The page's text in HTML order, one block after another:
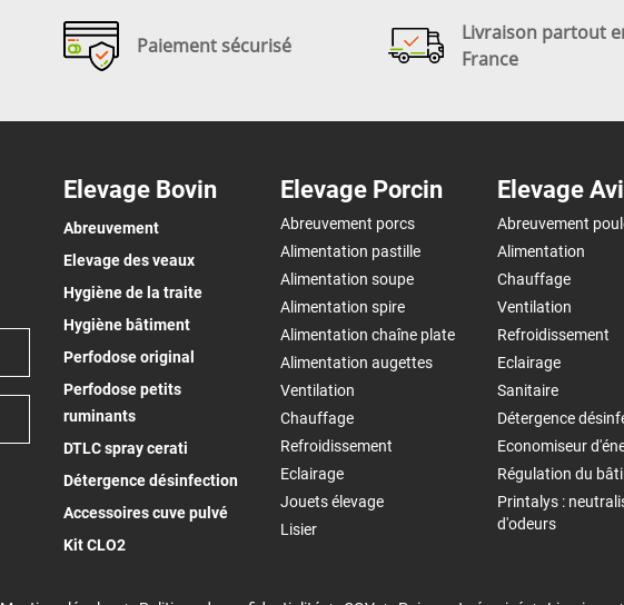
Paiement sécurisé
Livraison partout
France
Elevage Bovin
Abreuvement
Elevage des veaux
Hygiène de la traite
Hygiène bâtiment
Perfodose original
Perfodose petits
ruminants
DTLC spray cerati
Détergence désinfection
Accessoires cuve pulvé
Kit CLO2
Elevage Porcin
Abreuvement porcs
Alimentation pastille
Alimentation soupe
Alimentation spire
Alimentation chaîne plate
Alimentation augettes
Ventilation
Chauffage
Refroidissement
Eclairage
Jouets élevage
Lisier
Elevage
Abreuvement
Alimentation
Chauffage
Ventilation
Refroidissement
Eclairage
Sanitaire
Détergence
Economiseur
Régulation du
Printalys :
d'odeurs